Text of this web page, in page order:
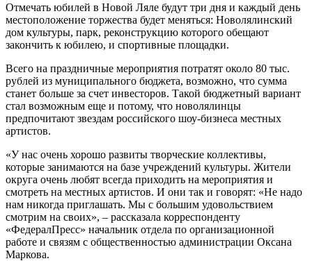
Отмечать юбилей в Новой Ляле будут три дня и каждый день
местоположение торжества будет меняться: Новолялинский
дом культуры, парк, реконструкцию которого обещают
закончить к юбилею, и спортивные площадки.
Всего на праздничные мероприятия потратят около 80 тыс.
рублей из муниципального бюджета, возможно, что сумма
станет больше за счет инвесторов. Такой бюджетный вариант
стал возможным еще и потому, что новолялинцы
предпочитают звездам российского шоу-бизнеса местных
артистов.
«У нас очень хорошо развиты творческие коллективы,
которые занимаются на базе учреждений культуры. Жители
округа очень любят всегда приходить на мероприятия и
смотреть на местных артистов. И они так и говорят: «Не надо
нам никогда приглашать. Мы с большим удовольствием
смотрим на своих», – рассказала корреспонденту
«ФедералПресс» начальник отдела по организационной
работе и связям с общественностью администрации Оксана
Маркова.